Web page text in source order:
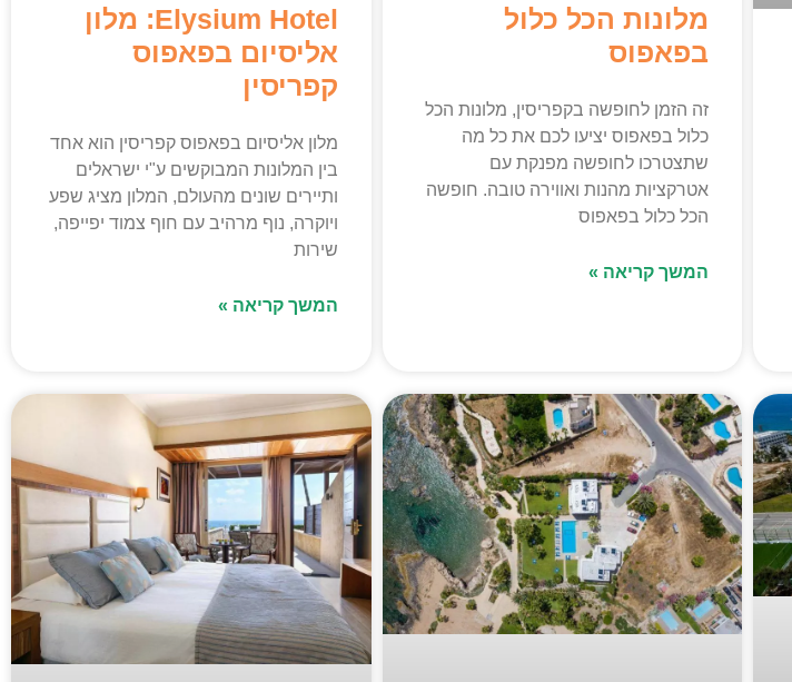
מלונות הכל כלול
בפאפוס
זה הזמן לחופשה בקפריסין, מלונות הכל
כלול בפאפוס יציעו לכם את כל מה
שתצטרכו לחופשה מפנקת עם
אטרקציות מהנות ואווירה טובה. חופשה
הכל כלול בפאפוס
המשך קריאה »
Elysium Hotel: מלון
אליסיום בפאפוס
קפריסין
מלון אליסיום בפאפוס קפריסין הוא אחד
בין המלונות המבוקשים ע"י ישראלים
ותיירים שונים מהעולם, המלון מציג שפע
ויוקרה, נוף מרהיב עם חוף צמוד יפייפה,
שירות
המשך קריאה »